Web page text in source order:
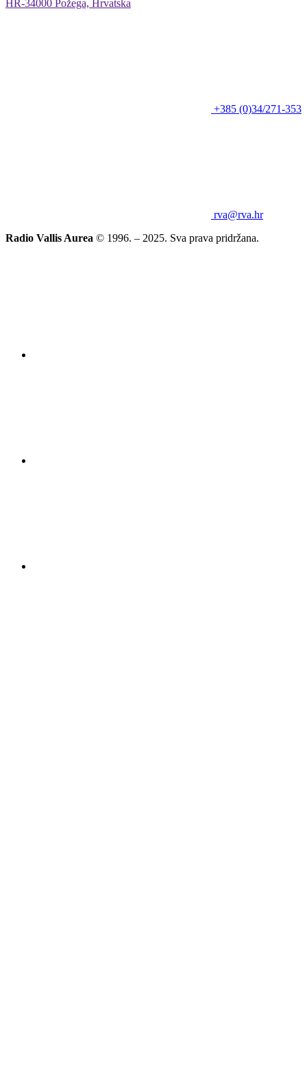
HR-34000 Požega, Hrvatska
+385 (0)34/271-353
rva@rva.hr
Radio Vallis Aurea © 1996. – 2025. Sva prava pridržana.